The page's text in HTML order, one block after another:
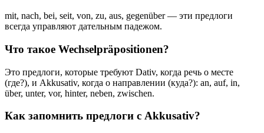
mit, nach, bei, seit, von, zu, aus, gegenüber — эти предлоги
всегда управляют дательным падежом.
Что такое Wechselpräpositionen?
Это предлоги, которые требуют Dativ, когда речь о месте
(где?), и Akkusativ, когда о направлении (куда?): an, auf, in,
über, unter, vor, hinter, neben, zwischen.
Как запомнить предлоги с Akkusativ?